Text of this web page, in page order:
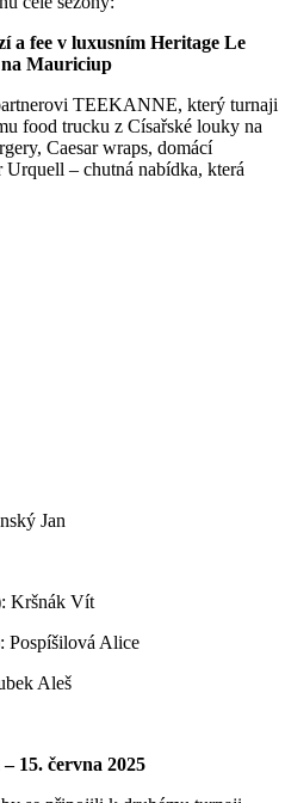
a fee v luxusním Heritage Le
Mauriciup
TEEKANNE, který turnaji
food trucku z Císařské louky na
Caesar wraps, domácí
Urquell – chutná nabídka, která
Jan
Kršnák Vít
Pospíšilová Alice
Aleš
15. června 2025